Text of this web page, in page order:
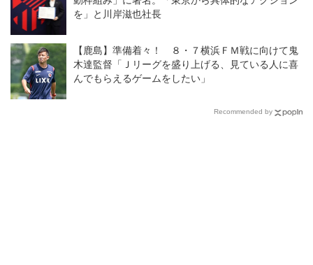
を」と川岸滋也社長
【鹿島】準備着々！ ８・７横浜ＦＭ戦に向けて鬼
木達監督「Ｊリーグを盛り上げる、見ている人に喜
んでもらえるゲームをしたい」
Recommended by